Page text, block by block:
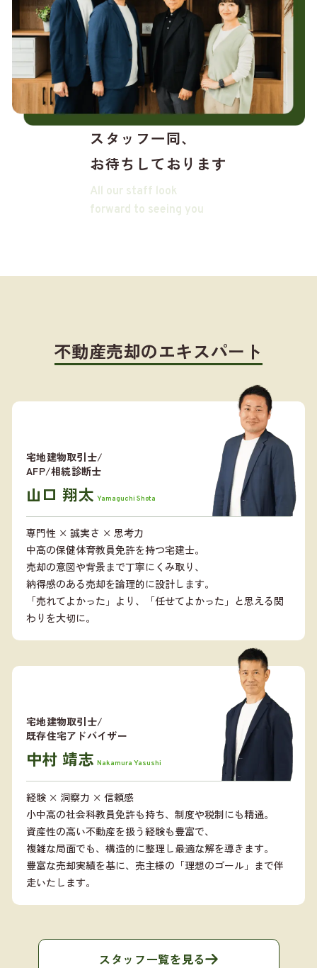
スタッフ一同、
お待ちしております
All our staff look
forward to seeing you
不動産売却のエキスパート
宅地建物取引士/
AFP/相続診断士
山口 翔太 Yamaguchi Shota
専門性 × 誠実さ × 思考力
中高の保健体育教員免許を持つ宅建士。
売却の意図や背景まで丁寧にくみ取り、
納得感のある売却を論理的に設計します。
「売れてよかった」より、「任せてよかった」と思える関
わりを大切に。
宅地建物取引士/
既存住宅アドバイザー
中村 靖志 Nakamura Yasushi
経験 × 洞察力 × 信頼感
小中高の社会科教員免許も持ち、制度や税制にも精通。
資産性の高い不動産を扱う経験も豊富で、
複雑な局面でも、構造的に整理し最適な解を導きます。
豊富な売却実績を基に、売主様の「理想のゴール」まで伴
走いたします。
スタッフ一覧を見る